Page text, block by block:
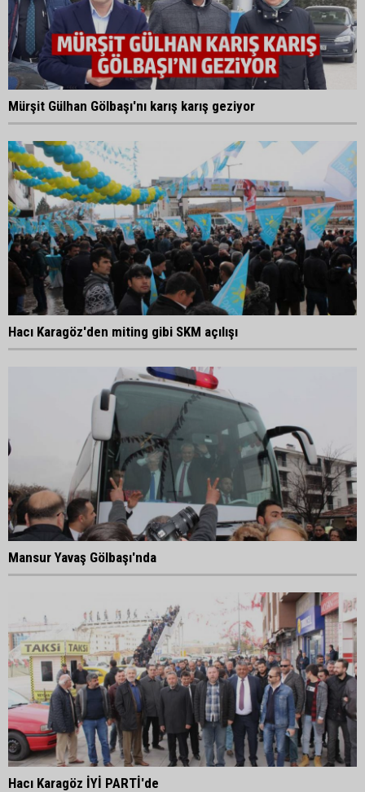
Mürşit Gülhan Gölbaşı'nı karış karış geziyor
Hacı Karagöz'den miting gibi SKM açılışı
Mansur Yavaş Gölbaşı'nda
Hacı Karagöz İYİ PARTİ'de